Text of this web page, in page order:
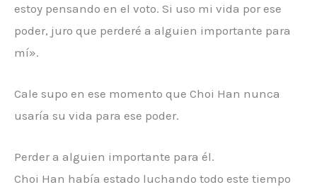
estoy pensando en el voto. Si uso mi vida por ese
poder, juro que perderé a alguien importante para
mí».
Cale supo en ese momento que Choi Han nunca
usaría su vida para ese poder.
Perder a alguien importante para él.
Choi Han había estado luchando todo este tiempo